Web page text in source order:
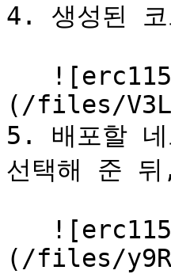
4. 생성된 코
(/files/
5. 배포할
선택해 준
(/files/